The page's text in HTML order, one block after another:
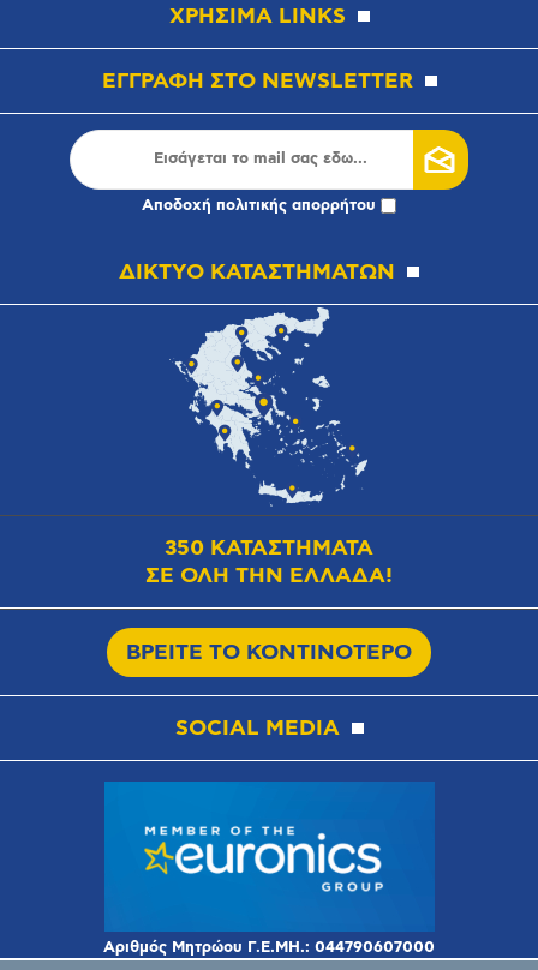
ΧΡΗΣΙΜΑ LINKS
ΕΓΓΡΑΦΗ ΣΤΟ NEWSLETTER
Αποδοχή πολιτικής απορρήτου
ΔΙΚΤΥΟ ΚΑΤΑΣΤΗΜΑΤΩΝ
350 ΚΑΤΑΣΤΗΜΑΤΑ
ΣΕ ΟΛΗ ΤΗΝ ΕΛΛΑΔΑ!
ΒΡΕΙΤΕ ΤΟ ΚΟΝΤΙΝΟΤΕΡΟ
SOCIAL MEDIA